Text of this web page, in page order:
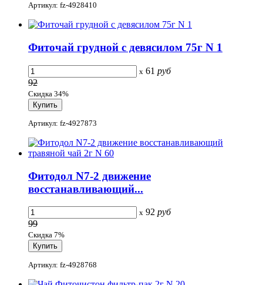
Артикул: fz-4928410
Фиточай грудной с девясилом 75г N 1
x 61 руб
92
Скидка 34%
Артикул: fz-4927873
Фитодол N7-2 движение
восстанавливающий...
x 92 руб
99
Скидка 7%
Артикул: fz-4928768